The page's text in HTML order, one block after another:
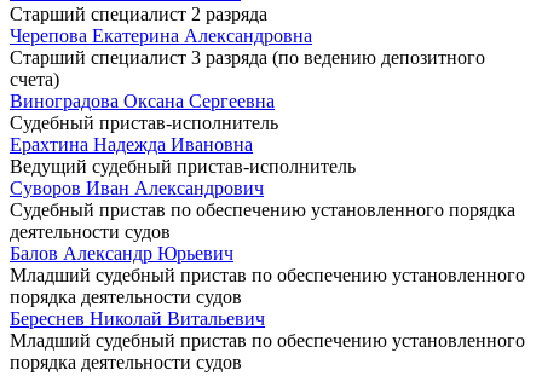
Старший специалист 2 разряда
Черепова Екатерина Александровна
Старший специалист 3 разряда (по ведению депозитного
счета)
Виноградова Оксана Сергеевна
Судебный пристав-исполнитель
Ерахтина Надежда Ивановна
Ведущий судебный пристав-исполнитель
Суворов Иван Александрович
Судебный пристав по обеспечению установленного порядка
деятельности судов
Балов Александр Юрьевич
Младший судебный пристав по обеспечению установленного
порядка деятельности судов
Береснев Николай Витальевич
Младший судебный пристав по обеспечению установленного
порядка деятельности судов